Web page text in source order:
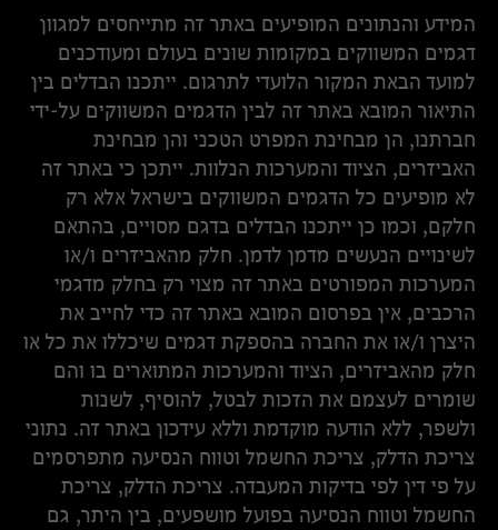
המידע והנתונים המופיעים באתר זה מתייחסים למגוון
דגמים המשווקים במקומות שונים בעולם ומעודכנים
למועד הבאת המקור הלועדי לתרגום. ייתכנו הבדלים בין
התיאור המובא באתר זה לבין הדגמים המשווקים על-ידי
חברתנו, הן מבחינת המפרט הטכני והן מבחינת
האביזרים, הציוד והמערכות הנלוות. ייתכן כי באתר זה
לא מופיעים כל הדגמים המשווקים בישראל אלא רק
חלקם, וכמו כן ייתכנו הבדלים בדגם מסויים, בהתאם
לשינויים הנעשים מדמן לדמן. חלק מהאביזרים ו/או
המערכות המפורטים באתר זה מצוי רק בחלק מדגמי
הרכבים, אין בפרסום המובא באתר זה כדי לחייב את
היצרן ו/או את החברה בהספקת דגמים שיכללו את כל או
חלק מהאביזרים, הציוד והמערכות המתוארים בו והם
שומרים לעצמם את הזכות לבטל, להוסיף, לשנות
ולשפר, ללא הודעה מוקדמת וללא עידכון באתר זה. נתוני
צריכת הדלק, צריכת החשמל וטווח הנסיעה מתפרסמים
על פי דין לפי בדיקות המעבדה. צריכת הדלק, צריכת
החשמל וטווח הנסיעה בפועל מושפעים, בין היתר, גם